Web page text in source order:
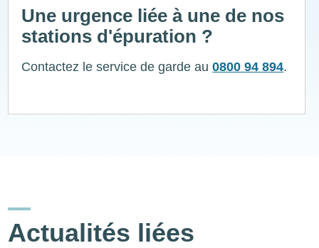
Une urgence liée à une de nos
stations d'épuration ?
Contactez le service de garde au0800 94 894.
Actualités liées